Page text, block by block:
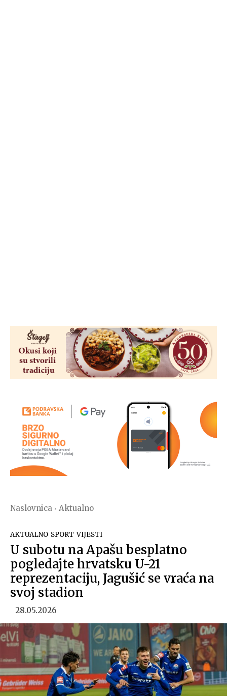
Naslovnica Aktualno
AKTUALNO SPORT VIJESTI
U subotu na Apašu besplatno
pogledajte hrvatsku U-21
reprezentaciju, Jagušić se vraća na
svoj stadion
28.05.2026